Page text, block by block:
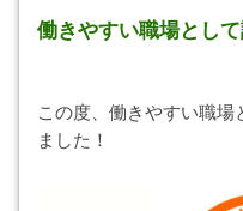
働きやすい職場とし
この度、働きやすい職場
ました！